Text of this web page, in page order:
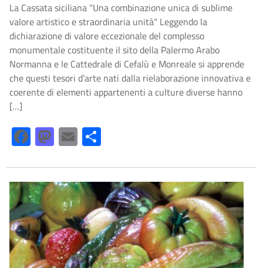
La Cassata siciliana “Una combinazione unica di sublime
valore artistico e straordinaria unità“ Leggendo la
dichiarazione di valore eccezionale del complesso
monumentale costituente il sito della Palermo Arabo
Normanna e le Cattedrale di Cefalù e Monreale si apprende
che questi tesori d’arte nati dalla rielaborazione innovativa e
coerente di elementi appartenenti a culture diverse hanno
[…]
FacebookMastodon
Email